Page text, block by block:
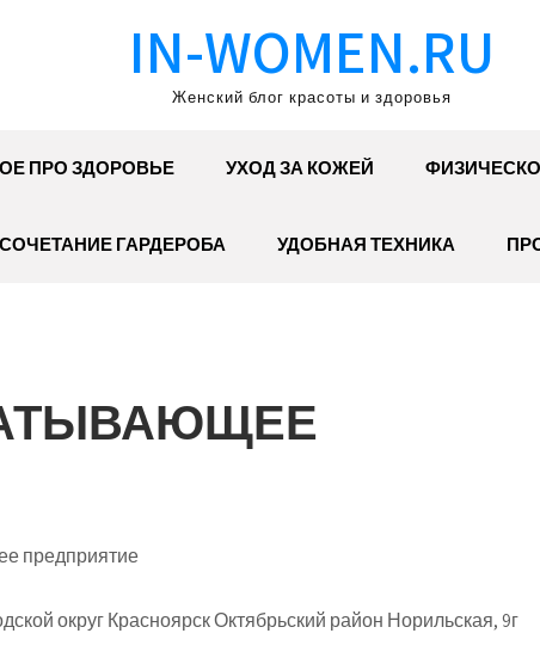
IN-WOMEN.RU
Женский блог красоты и здоровья
ПРО ЗДОРОВЬЕ УХОД ЗА КОЖЕЙ
СОЧЕТАНИЕ ГАРДЕРОБА УДОБНАЯ ТЕХНИКА
предприятие
округ Красноярск Октябрьский район Норильская, 9г